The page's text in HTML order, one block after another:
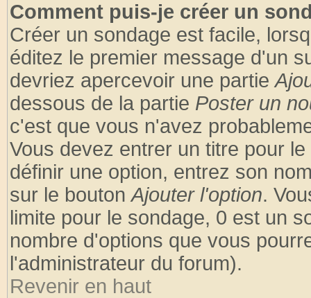
Comment puis-je créer un
Créer un sondage est facile,
éditez le premier message d'un
devriez apercevoir une partie
dessous de la partie Poster un
c'est que vous n'avez
Vous devez entrer un titre pour
définir une option, entrez son
sur le boutonAjouter l'option.
limite pour le sondage, 0 est un
nombre d'options que vous
l'administrateur du forum).
Revenir en haut